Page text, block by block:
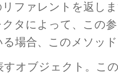
ファレントを返し
タによって、この
場合、このメソッ
すオブジェクト。こ